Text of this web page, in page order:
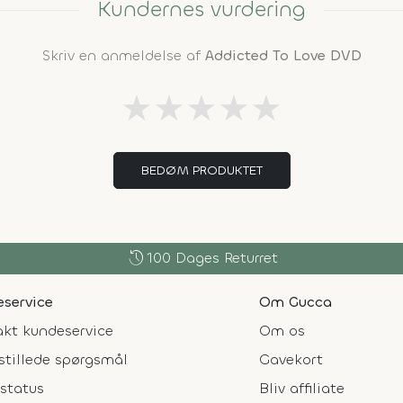
Kundernes vurdering
Skriv en anmeldelse af Addicted To Love DVD
★★★★★
BEDØM PRODUKTET
history 100 Dages Returret
kundeservice
spørgsmål
Om Gucca
Om os
Gavekort
Bliv affiliate